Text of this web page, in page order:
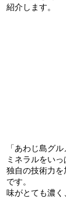
紹介します。
「あわじ島グ
ミネラルをいっ
独自の技術力を
です。
味がとても濃く